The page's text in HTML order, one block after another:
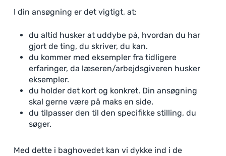
I din ansøgning er det vigtigt, at:
du altid husker at uddybe på, hvordan du har
gjort de ting, du skriver, du kan.
du kommer med eksempler fra tidligere
erfaringer, da læseren/arbejdsgiveren husker
eksempler.
du holder det kort og konkret. Din ansøgning
skal gerne være på maks en side.
du tilpasser den til den specifikke stilling, du
søger.
Med dette i baghovedet kan vi dykke ind i de